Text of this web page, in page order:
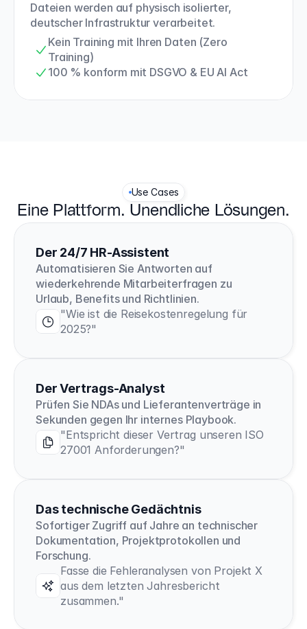
Dateien werden auf physisch isolierter,
deutscher Infrastruktur verarbeitet.
Kein Training mit Ihren Daten (Zero
Training)
100 % konform mit DSGVO & EU AI Act
Use Cases
Eine Plattform. Unendliche Lösungen.
Der 24/7 HR-Assistent
Automatisieren Sie Antworten auf
wiederkehrende Mitarbeiterfragen zu
Urlaub, Benefits und Richtlinien.
"Wie ist die Reisekostenregelung für
2025?"
Der Vertrags-Analyst
Prüfen Sie NDAs und Lieferantenverträge in
Sekunden gegen Ihr internes Playbook.
"Entspricht dieser Vertrag unseren ISO
27001 Anforderungen?"
Das technische Gedächtnis
Sofortiger Zugriff auf Jahre an technischer
Dokumentation, Projektprotokollen und
Forschung.
Fasse die Fehleranalysen von Projekt X
aus dem letzten Jahresbericht
zusammen."